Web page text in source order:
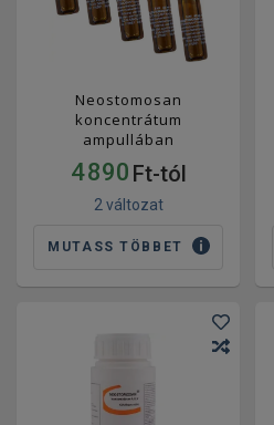
Neostomosan
koncentrátum
ampullában
4 890 Ft-tól
2 változat
MUTASS TÖBBET